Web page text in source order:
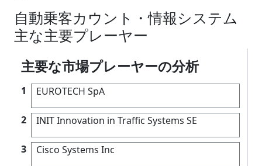
自動乗客カウント・情報システム
主な主要プレーヤー
主要な市場プレーヤーの分析
1 EUROTECH SpA
2 INIT Innovation in Traffic Systems SE
3 Cisco Systems Inc